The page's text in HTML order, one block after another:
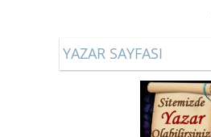
YAZAR SAYFASI